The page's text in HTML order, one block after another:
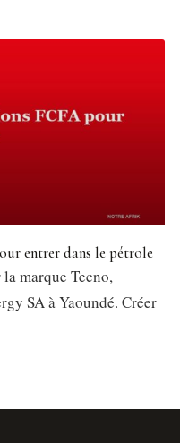
entrer dans le pétrole
marque Tecno,
SA à Yaoundé. Créer